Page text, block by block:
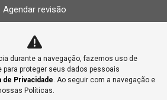
Agendar revisão
Peças
Acessórios
durante a navegação, fazemos uso de
para proteger seus dados pessoais
de Privacidade. Ao seguir com a navegação e
Políticas.